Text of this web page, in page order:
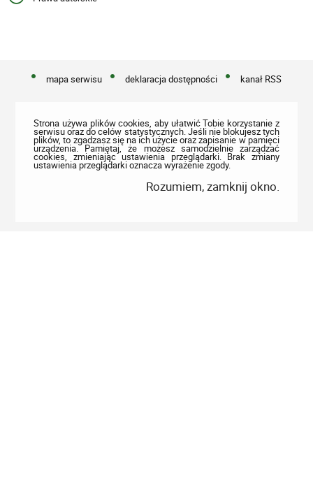
mapa serwisu deklaracja dostępności kanał RSS
Strona używa plików cookies, aby ułatwić Tobie korzystanie z
serwisu oraz do celów statystycznych. Jeśli nie blokujesz tych
plików, to zgadzasz się na ich użycie oraz zapisanie w pamięci
urządzenia. Pamiętaj, że możesz samodzielnie zarządzać
cookies, zmieniając ustawienia przeglądarki. Brak zmiany
ustawienia przeglądarki oznacza wyrażenie zgody.
Rozumiem, zamknij okno.